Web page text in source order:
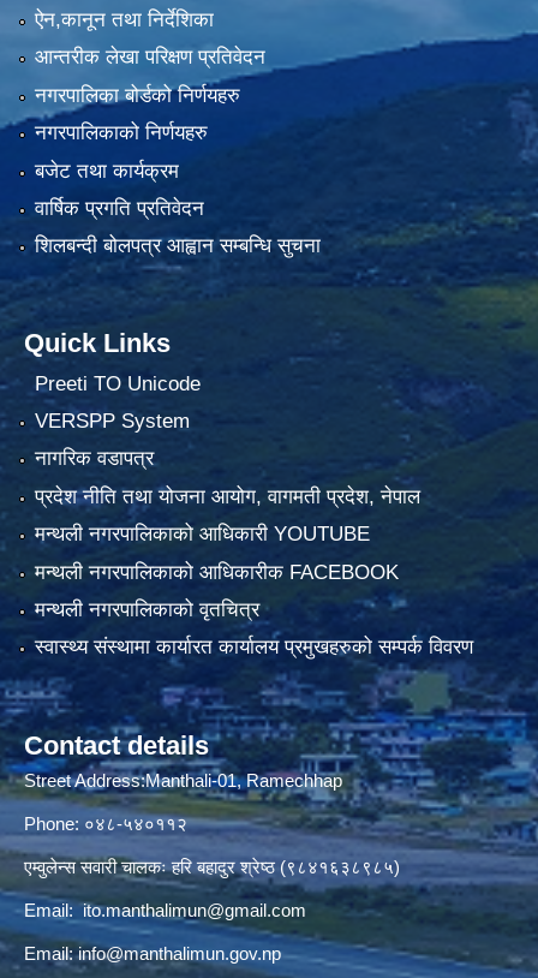
ऐन,कानून तथा निर्देशिका
आन्तरीक लेखा परिक्षण प्रतिवेदन
नगरपालिका बोर्डको निर्णयहरु
नगरपालिकाको निर्णयहरु
बजेट तथा कार्यक्रम
वार्षिक प्रगति प्रतिवेदन
शिलबन्दी बोलपत्र आह्वान सम्बन्धि सुचना
Quick Links
Preeti TO Unicode
VERSPP System
नागरिक वडापत्र
प्रदेश नीति तथा योजना आयोग, वागमती प्रदेश, नेपाल
मन्थली नगरपालिकाको आधिकारी YOUTUBE
मन्थली नगरपालिकाको आधिकारीक FACEBOOK
मन्थली नगरपालिकाको वृतचित्र
स्वास्थ्य संस्थामा कार्यारत कार्यालय प्रमुखहरुको सम्पर्क विवरण
Contact details
Street Address:Manthali-01, Ramechhap
Phone: ०४८-५४०११२
एम्वुलेन्स सवारी चालकः हरि बहादुर श्रेष्ठ (९८४१६३८९८५)
Email:ito.manthalimun@gmail.com
Email:info@manthalimun.gov.np